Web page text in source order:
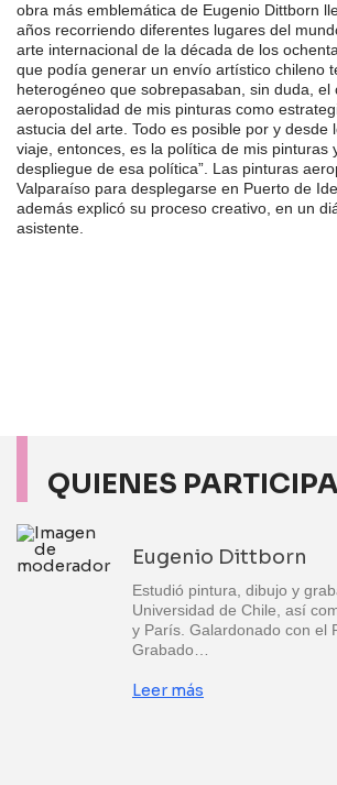
obra más emblemática de Eugenio Dittborn
años recorriendo diferentes lugares del
arte internacional de la década de los
que podía generar un envío artístico chileno
heterogéneo que sobrepasaban, sin duda, el
aeropostalidad de mis pinturas como
astucia del arte. Todo es posible por y desde
viaje, entonces, es la política de mis pinturas
despliegue de esa política”. Las pinturas
Valparaíso para desplegarse en Puerto de
además explicó su proceso creativo, en un
asistente.
QUIENES
Eugenio Dittborn
Estudió pintura, dibujo y
Universidad de Chile, así
y París. Galardonado con el
Grabado…
Leer más